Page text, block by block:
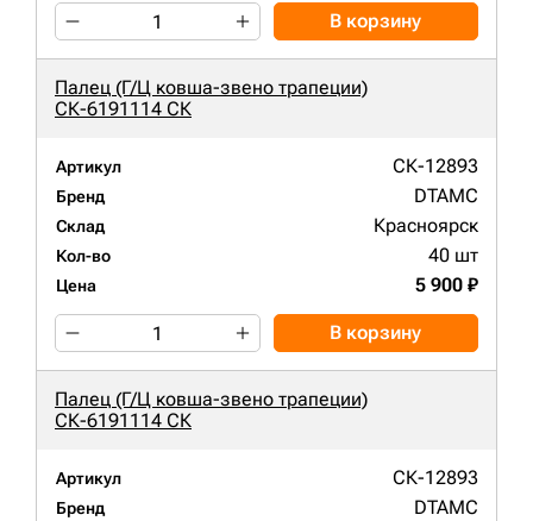
В корзину
Палец (Г/Ц ковша-звено трапеции)
СК-6191114 СК
Артикул СК-12893
Бренд DTAMC
Склад Красноярск
Кол-во 40 шт
Цена 5 900 ₽
В корзину
Палец (Г/Ц ковша-звено трапеции)
СК-6191114 СК
Артикул СК-12893
Бренд DTAMC